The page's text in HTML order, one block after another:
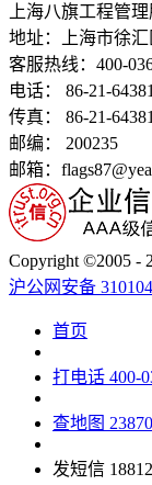
上海八旗工程管
地址：
上海市徐
客服热线：400-
电话： 86-21-
传真： 86-21-
邮编： 200235
邮箱：
Copyright ©2005 -
沪公网安备
首页
打电话 400-
查地图
发短信